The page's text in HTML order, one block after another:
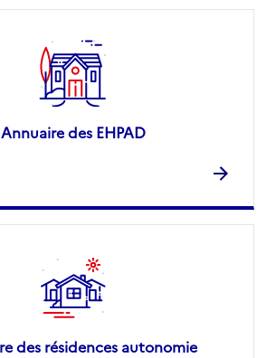
Annuaire des EHPAD
des résidences autonomie